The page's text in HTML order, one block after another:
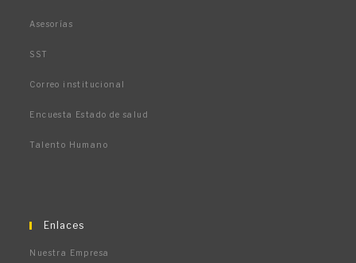
nueva
Asesorías
SST
Correo institucional
Encuesta Estado de salud
Talento Humano
Enlaces
Nuestra Empresa